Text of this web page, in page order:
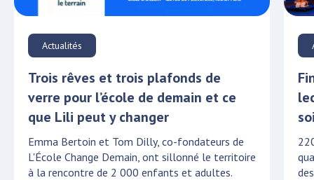
Actualités
Trois rêves et trois plafonds de
verre pour l’école de demain et ce
que Lili peut y changer
Emma Bertoin et Tom Dilly, co-fondateurs de
L'École Change Demain, ont sillonné le territoire
à la rencontre de 2 000 enfants et adultes.